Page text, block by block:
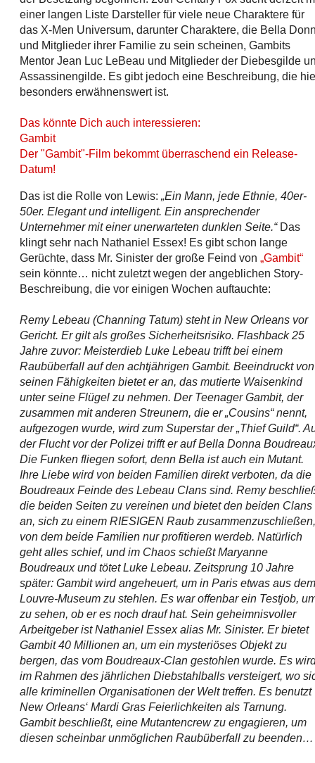
einer langen Liste Darsteller für viele neue Charaktere für
das X-Men Universum, darunter Charaktere, die Bella
und Mitglieder ihrer Familie zu sein scheinen, Gambits
Mentor Jean Luc LeBeau und Mitglieder der Diebesgilde
Assassinengilde. Es gibt jedoch eine Beschreibung, die
besonders erwähnenswert ist.
Das könnte Dich auch interessieren:
Gambit
Der "Gambit"-Film bekommt überraschend ein Release-
Datum!
Das ist die Rolle von Lewis: „Ein Mann, jede Ethnie, 40er-
50er. Elegant und intelligent. Ein ansprechender
Unternehmer mit einer unerwarteten dunklen Seite.“Das
klingt sehr nach Nathaniel Essex! Es gibt schon lange
Gerüchte, dass Mr. Sinister der große Feind von „Gambit“
sein könnte… nicht zuletzt wegen der angeblichen Story-
Beschreibung, die vor einigen Wochen auftauchte:
Remy Lebeau (Channing Tatum) steht in New Orleans vor
Gericht. Er gilt als großes Sicherheitsrisiko. Flashback 25
Jahre zuvor: Meisterdieb Luke Lebeau trifft bei einem
Raubüberfall auf den achtjährigen Gambit. Beeindruckt von
seinen Fähigkeiten bietet er an, das mutierte Waisenkind
unter seine Flügel zu nehmen. Der Teenager Gambit, der
zusammen mit anderen Streunern, die er „Cousins“ nennt,
aufgezogen wurde, wird zum Superstar der „Thief Guild“.
der Flucht vor der Polizei trifft er auf Bella Donna
Die Funken fliegen sofort, denn Bella ist auch ein Mutant.
Ihre Liebe wird von beiden Familien direkt verboten, da die
Boudreaux Feinde des Lebeau Clans sind. Remy
die beiden Seiten zu vereinen und bietet den beiden Clans
an, sich zu einem RIESIGEN Raub zusammenzuschließen,
von dem beide Familien nur profitieren werdeb. Natürlich
geht alles schief, und im Chaos schießt Maryanne
Boudreaux und tötet Luke Lebeau. Zeitsprung 10 Jahre
später: Gambit wird angeheuert, um in Paris etwas aus dem
Louvre-Museum zu stehlen. Es war offenbar ein Testjob,
zu sehen, ob er es noch drauf hat. Sein geheimnisvoller
Arbeitgeber ist Nathaniel Essex alias Mr. Sinister. Er bietet
Gambit 40 Millionen an, um ein mysteriöses Objekt zu
bergen, das vom Boudreaux-Clan gestohlen wurde. Es
im Rahmen des jährlichen Diebstahlballs versteigert, wo
alle kriminellen Organisationen der Welt treffen. Es benutzt
New Orleans‘ Mardi Gras Feierlichkeiten als Tarnung.
Gambit beschließt, eine Mutantencrew zu engagieren, um
diesen scheinbar unmöglichen Raubüberfall zu beenden…